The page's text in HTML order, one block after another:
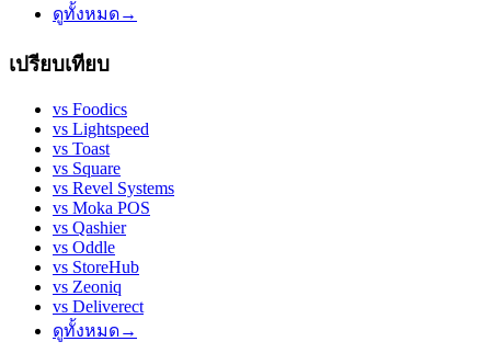
ดูทั้งหมด→
เปรียบเทียบ
vs Foodics
vs Lightspeed
vs Toast
vs Square
vs Revel Systems
vs Moka POS
vs Qashier
vs Oddle
vs StoreHub
vs Zeoniq
vs Deliverect
ดูทั้งหมด→